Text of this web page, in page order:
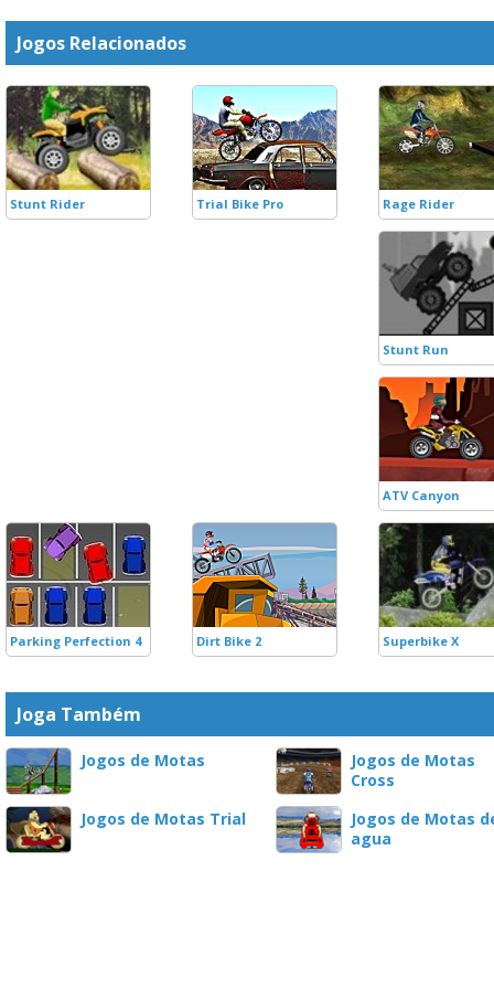
Jogos Relacionados
Stunt Rider Trial Bike Pro Rage Rider
Stunt Run
ATV Canyon
Parking Perfection 4 Dirt Bike 2 Superbike X
Joga Também
Jogos de Motas
Jogos de Motas
Cross
Jogos de Motas Trial
Jogos de Motas
agua